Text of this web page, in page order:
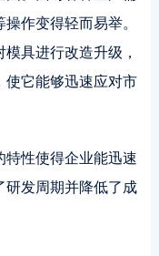
作变得轻而易举。
具进行改造升级，
使它能够迅速应对市
特性使得企业能迅速
研发周期并降低了成